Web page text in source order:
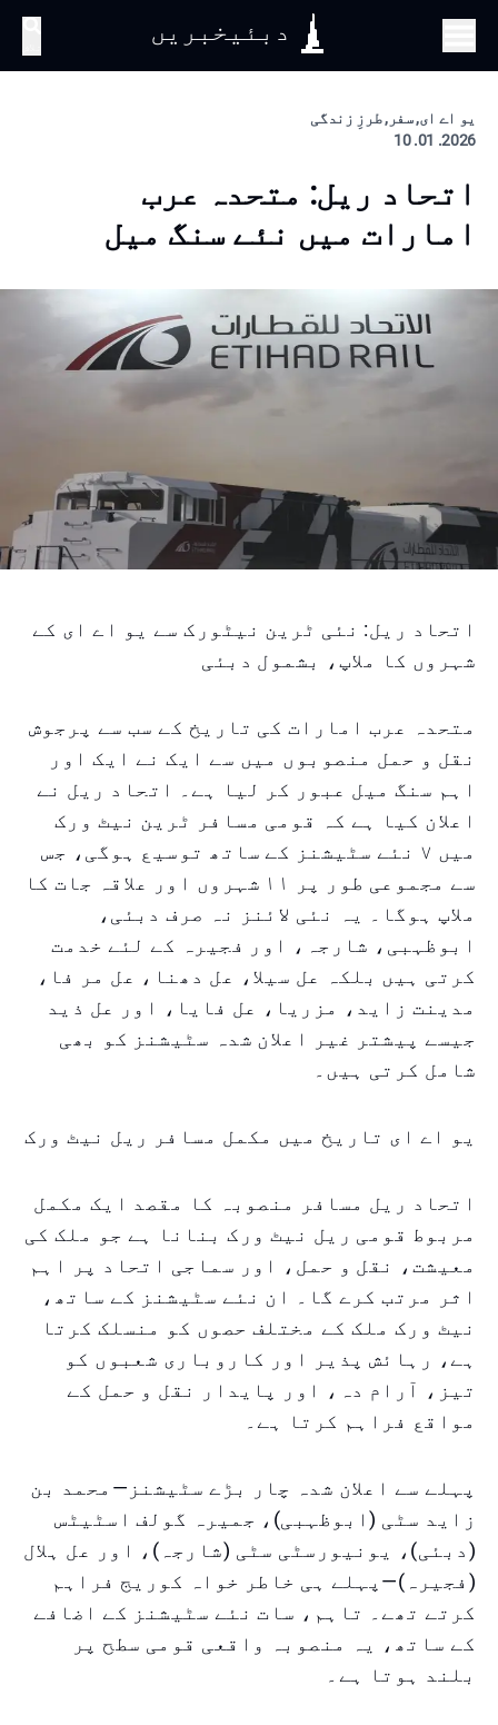
دبئیخبریں
یو اے ای, سفر, طرزِ زندگی
2026. 01. 10
اتحاد ریل: متحدہ عرب
امارات میں نئے سنگ میل
اتحاد ریل: نئی ٹرین نیٹورک سے یو اے ای کے
شہروں کا ملاپ، بشمول دبئی
متحدہ عرب امارات کی تاریخ کے سب سے پرجوش
نقل و حمل منصوبوں میں سے ایک نے ایک اور
اہم سنگ میل عبور کر لیا ہے۔ اتحاد ریل نے
اعلان کیا ہے کہ قومی مسافر ٹرین نیٹ ورک
میں ۷ نئے سٹیشنز کے ساتھ توسیع ہوگی، جس
سے مجموعی طور پر ۱۱ شہروں اور علاقہ جات کا
ملاپ ہوگا۔ یہ نئی لائنز نہ صرف دبئی،
ابوظہبی، شارجہ، اور فجیرہ کے لئے خدمت
کرتی ہیں بلکہ عل سیلا، عل دھنا، عل مر فا،
مدینت زاید، مزریا، عل فایا، اور عل ذید
جیسے پیشتر غیر اعلان شدہ سٹیشنز کو بھی
شامل کرتی ہیں۔
یو اے ای تاریخ میں مکمل مسافر ریل نیٹ ورک
اتحاد ریل مسافر منصوبہ کا مقصد ایک مکمل
مربوط قومی ریل نیٹ ورک بنانا ہے جو ملک کی
معیشت، نقل و حمل، اور سماجی اتحاد پر اہم
اثر مرتب کرے گا۔ ان نئے سٹیشنز کے ساتھ،
نیٹ ورک ملک کے مختلف حصوں کو منسلک کرتا
ہے، رہائش پذیر اور کاروباری شعبوں کو
تیز، آرام دہ، اور پایدار نقل و حمل کے
مواقع فراہم کرتا ہے۔
پہلے سے اعلان شدہ چار بڑے سٹیشنز—محمد بن
زاید سٹی (ابوظہبی)، جمیرہ گولف اسٹیٹس
(دبئی)، یونیورسٹی سٹی (شارجہ)، اور عل ہلال
(فجیرہ)—پہلے ہی خاطر خواہ کوریج فراہم
کرتے تھے۔ تاہم، سات نئے سٹیشنز کے اضافے
کے ساتھ، یہ منصوبہ واقعی قومی سطح پر
بلند ہوتا ہے۔